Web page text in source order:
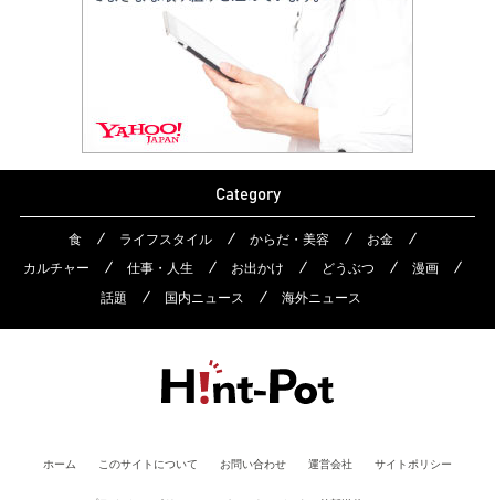
Category
食 ライフスタイル からだ・美容
お金
カルチャー
仕事・人生 お出かけ どうぶつ
漫画
話題
国内ニュース 海外ニュース
ホーム このサイトについて お問い合わせ 運営会社 サイトポリシー